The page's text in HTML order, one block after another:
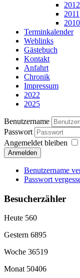
2012
2011
2010
Terminkalender
Weblinks
Gästebuch
Kontakt
Anfahrt
Chronik
Impressum
2022
2025
Benutzername
Passwort
Angemeldet bleiben
Anmelden
Benutzername
Passwort
Besucherzähler
Heute 560
Gestern 6895
Woche 36519
Monat 50406